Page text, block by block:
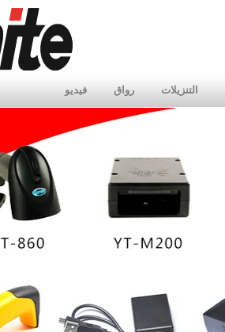
التنزيلات رواق فيديو